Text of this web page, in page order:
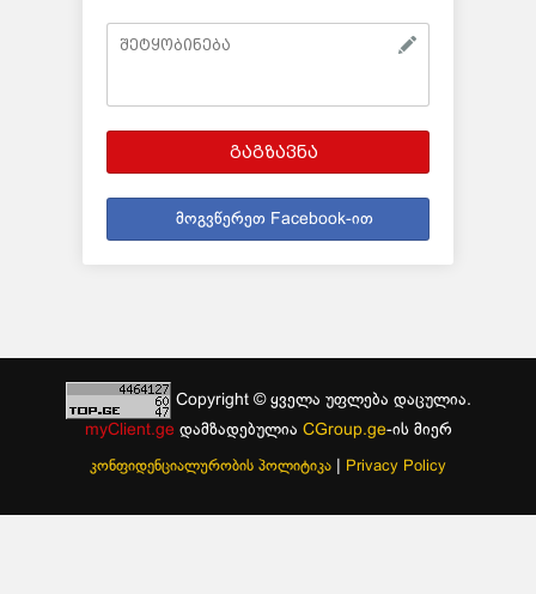
გაგზავნა
მოგვწერეთ Facebook-ით
Copyright © ყველა უფლება დაცულია.
myClient.geდამზადებულია CGroup.ge-ის მიერ
კონფიდენციალურობის პოლიტიკა Privacy Policy